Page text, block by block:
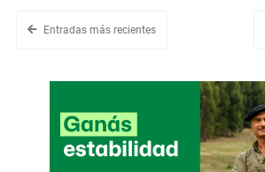
Entradas más recientes